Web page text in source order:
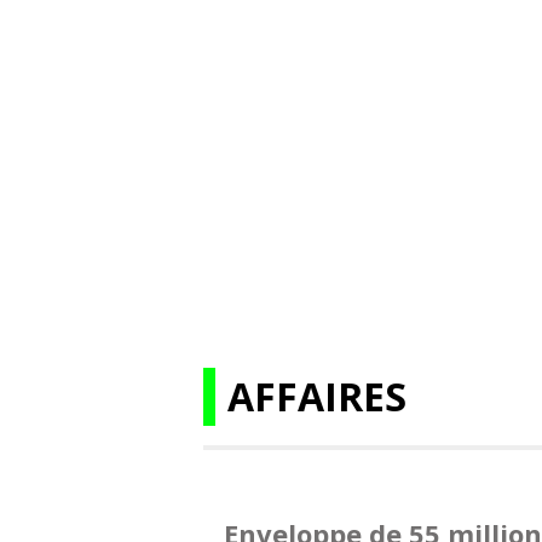
AFFAIRES
Enveloppe de 55